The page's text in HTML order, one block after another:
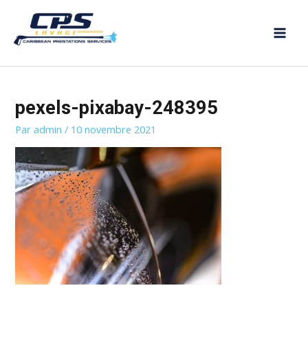
contenu
pexels-pixabay-248395
Paradmin/ 10 novembre 2021